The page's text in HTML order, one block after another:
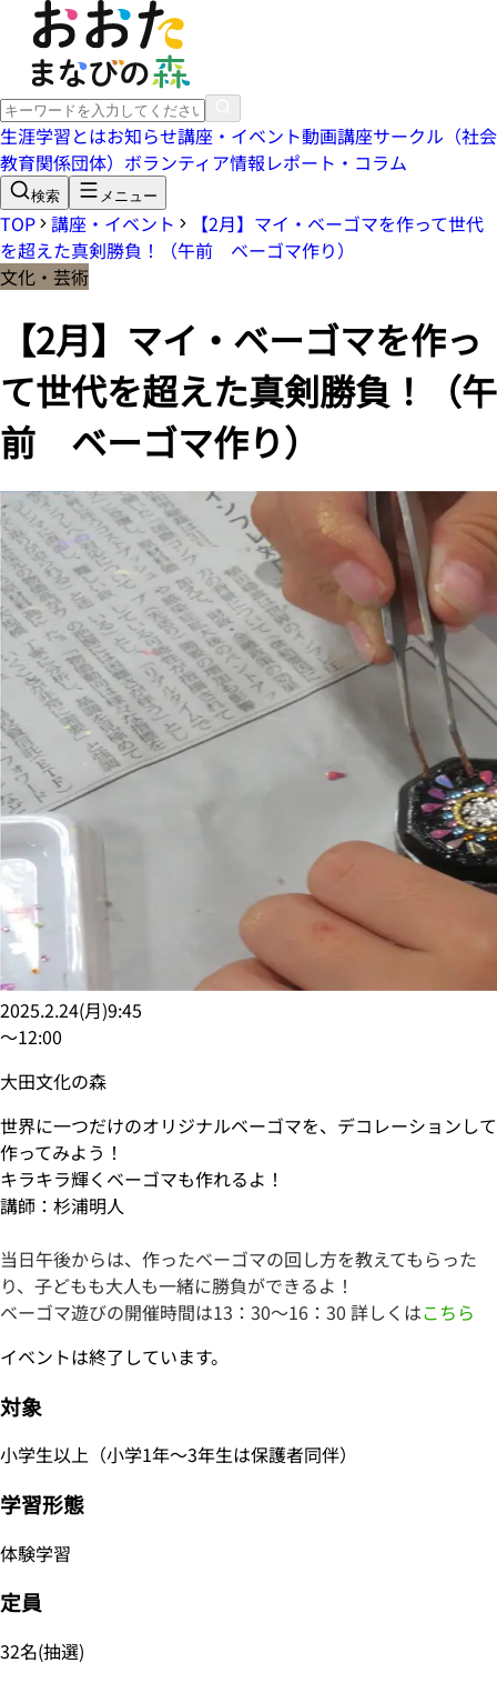
生涯学習とはお知らせ講座・イベント動画講座サークル（社会
教育関係団体） ボランティア情報レポート・コラム
検索 メニュー
TOP 講座・イベント
【2月】マイ・ベーゴマを作って世代
を超えた真剣勝負！（午前 ベーゴマ作り）
文化・芸術
【2月】マイ・ベーゴマを作っ
て世代を超えた真剣勝負！（午
前 ベーゴマ作り）
2025.2.24(月)9:45
〜12:00
大田文化の森
世界に一つだけのオリジナルベーゴマを、デコレーションして
作ってみよう！
キラキラ輝くベーゴマも作れるよ！
講師：杉浦明人
当日午後からは、作ったベーゴマの回し方を教えてもらった
り、子どもも大人も一緒に勝負ができるよ！
ベーゴマ遊びの開催時間は13：30～16：30 詳しくはこちら
イベントは終了しています。
対象
小学生以上（小学1年～3年生は保護者同伴）
学習形態
体験学習
定員
32名(抽選)